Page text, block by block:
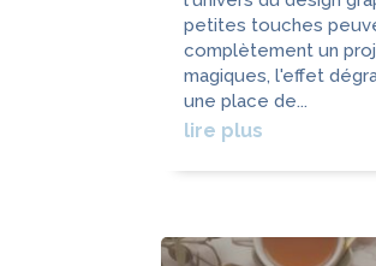
petites touches
complètement un
magiques, l'effet
une place de...
lire plus